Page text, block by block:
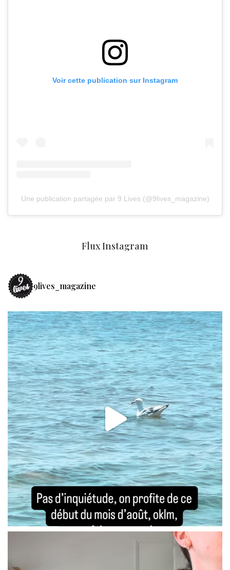
Voir cette publication sur Instagram
Une publication partagée par 9 Lives (@9lives_magazine)
Flux Instagram
9lives_magazine